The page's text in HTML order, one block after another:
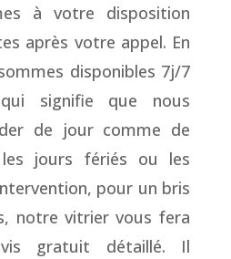
à votre disposition
après votre appel. En
disponibles 7j/7
signifie que nous
de jour comme de
jours fériés ou les
pour un bris
notre vitrier vous fera
gratuit détaillé. Il